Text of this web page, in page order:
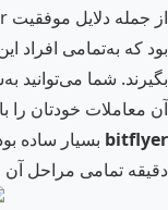
بود که به‌تمامی افراد
بگیرند. شما می‌توانید
آن معاملات خودتان را
bitflyer
دقیقه تمامی مراحل